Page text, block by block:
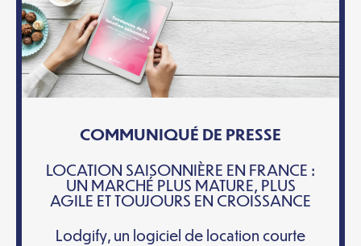
COMMUNIQUÉ DE PRESSE
LOCATION SAISONNIÈRE EN FRANCE :
UN MARCHÉ PLUS MATURE, PLUS
AGILE ET TOUJOURS EN CROISSANCE
Lodgify, un logiciel de location courte